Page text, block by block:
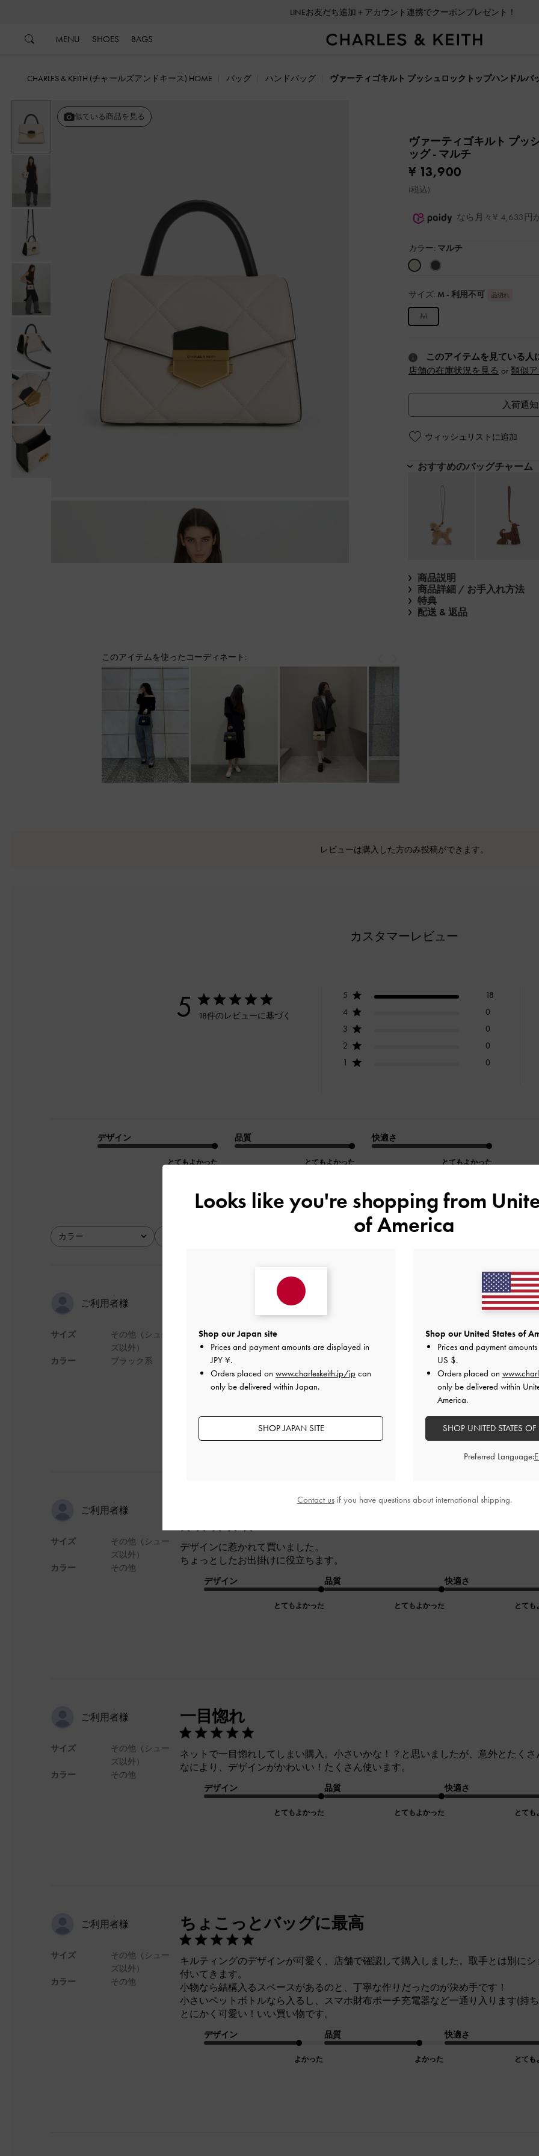
LINEお友だち追加＋アカウント連携でクーポンプレゼント！
MENU SHOES BAGS
CHARLES & KEITH (チャールズアンドキース) HOME バッグ ハンドバッグ ヴァーティゴキルト プッシュロックトップハンドルバ
似ている商品を見る
ヴァーティゴキルト プッ
ッグ- マルチ
¥ 13,900
(税込)
なら月々¥ 4,633円
カラー: マルチ
サイズ: M - 利用不可 品切れ
M
このアイテムを見ている人
店舗の在庫状況を見る or 類似
入荷通
ウィッシュリストに追加
おすすめのバッグチャーム
商品説明
商品詳細 / お手入れ方法
特典
配送 & 返品
このアイテムを使ったコーディネート:
レビューは購入した方のみ投稿ができます。
カスタマーレビュー
5 18件のレビューに基づく
5
18
4
0
3
0
2
0
1
0
デザイン
とてもよかった
品質
とてもよかった
快適さ
とてもよかった
カラー
全て
ご利用者様
サイズ
カラー
その他（シュー
ズ以外）
ブラック系
写真通り可愛いです
どんな場面でも使いやすいデザインです。
荷物も結構入ります。
デザイン 品質
とてもよかった
快適さ
ご利用者様
サイズ
カラー
その他（シュー
ズ以外）
その他
デザインに惹かれて買いました。
ちょっとしたお出掛けに役立ちます。
デザイン
とてもよかった
品質
とてもよかった
快適さ
とても
ご利用者様
サイズ
カラー
その他（シュー
ズ以外）
その他
一目惚れ
ネットで一目惚れしてしまい購入。小さいかな！？と思いましたが、意外とたくさ
なにより、デザインがかわいい！たくさん使います。
デザイン
とてもよかった
品質
とてもよかった
快適さ
とても
ご利用者様
サイズ
カラー
その他（シュー
ズ以外）
その他
ちょこっとバッグに最高
キルティングのデザインが可愛く、店舗で確認して購入しました。取手とは別に
付いてきます。
小物なら結構入るスペースがあるのと、丁寧な作りだったのが決め手です！
小さいペットボトルなら入るし、スマホ財布ポーチ充電器など一通り入ります(持ち
とにかく可愛い！いい買い物です。
デザイン
よかった
品質
よかった
快適さ
とても
Looks like you're shopping from
of America
Shop our Japan site
Prices and payment amounts are displayed in
JPY ¥.
Orders placed on www.charleskeith.jp/jp can
only be delivered within Japan.
SHOP JAPAN SITE
Shop our United States of
Prices and payment
US $.
Orders placed on
only be delivered within
America.
SHOP UNITED STATES
Preferred Language:
Contact usif you have questions about international shipping.